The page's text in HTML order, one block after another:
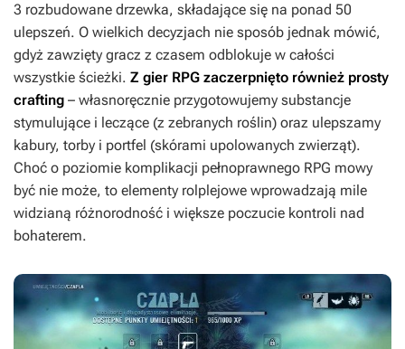
3 rozbudowane drzewka, składające się na ponad 50
ulepszeń. O wielkich decyzjach nie sposób jednak mówić,
gdyż zawzięty gracz z czasem odblokuje w całości
wszystkie ścieżki. Z gier RPG zaczerpnięto również prosty
crafting – własnoręcznie przygotowujemy substancje
stymulujące i leczące (z zebranych roślin) oraz ulepszamy
kabury, torby i portfel (skórami upolowanych zwierząt).
Choć o poziomie komplikacji pełnoprawnego RPG mowy
być nie może, to elementy rolplejowe wprowadzają mile
widzianą różnorodność i większe poczucie kontroli nad
bohaterem.